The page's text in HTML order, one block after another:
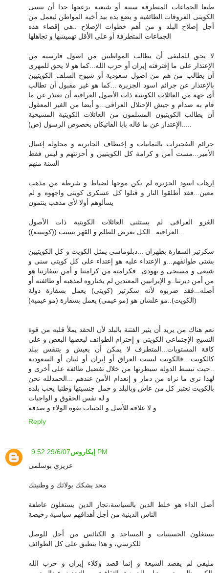
طبعا الجماعات المتطرفة سنية أو شيعية يزعجها جدا أن ينسى
الكويتى الفروقات الطائفية و يضع يده بيد أخيه المواطن ليعمل من
أجل إصلاح البلد و من أهم خطوات الإصلاح ..هى إقصاء هذه
الجماعات المتطرفة أو على الأقل تهميشها و تجاهلها
لا يحق للمليفى أن يطالب المواطنين من اصول فارسية من
الإعتذار على ما إقترفته إيران أو حزب الله...كما هو لا يحق للمهرى
أن يطالب من هم من اصول سعودية أو شيوخ السلف الكويتيين
بالإعتذار عن جرائم اسود الجزيرة ...كما هو غير مقبول أن تطالب
أى جهة من العائلات الكويتية ذات الأصول العراقية أن تعتذر عن ما
قام به صدام و جيش الإحتلال العراقى...و أيضا من الغير المعقول
أن يطالب الكويتيون المسلمون من العائلات الكويتية المسيحية
جرائم التفجيرات بالثمانيات و إختطاف الجابرية و محاولة إغتيال
الأمير...مست أمن و كرامة كل الكويتيين و أحزنتهم و ليس فقط
السنة منهم
إرهاب اسود الجزيرة لم يكن موجها لضباط و شرطة من مذهب
معين...فقد أطلقوا النار و قتلوا كل عسكرى كويتى واجهوه و لم
يسألوهم أولا لأى مذهب ينتمون
الغزو العراقى لم يستثنى العائلات الكويتية ذات الأصول
سكرتير السفارة بطهران ...دبلوماسى يمثل الكويت و كل الكويتيين
بشتى طوائفهم...و الإعتداء عليه هو إعتداء على كل كويتى سنى و
شيعى و مسيحى و يهودى...فكرامته من كرامتنا و أمن سفارتنا هو
من أمن ديرتنا..و الإيرانيين المعتدين لم يختاروه لمذهبه أو طائفته أو
أصله...فقد ضربوه لأنه سكرتير (كويتى) يعمل بسفارة دولة
(الكويت)..مو علشان هو (مو عيمى) يعمل بسفارة (مو عيمية)
نعم هناك من يريد أن يثير الفتنة بالبلد لأن الحقد يملأ قلبه من قوة
النسيج الإجتماعى الكويتى و إحترام الطوائف لبعضها البعض و على
كافة المستويات...المتطرف لا يمكن أن يعيش و يتنفس ببلد
كالكويت ..فالكويت ليست العراق أو إيران أو لبنان أو السعودية
..حيث تبسط الدولة سيطرتها من خلال تفضيل طائفة على أخرى و
لهذا نرى ما نراه من دمار و إنعدام الأمن عندهم ...الحمدلله نحن
بالكويت نعتبر كل من عاش وبالبلد و حمل جنسيتها وطنيا يحب بلده
و له نفس الحقوق و الواجبات
و لا علاقة للأصل و الجينات بقوة الولاء و صدقه
Reply
إيكاروس 29/6/07 9:52 PM
عزيزي بوسلمى
محد يشكك بولائك و وطنيتك
أصل الداء هو خلط الدين بالسياسة،تجار الدين يستغلون عاطفة
الناس الدينية من أجل أهدافهم سياسية رخيصة
يستغلون الحسينيات و المساجد و الكنائس من أجل للوصل
للكرسي، و هذا ينطبق على كل الطوائف
مليفي لم يقصد الشيعة و إنما قصد وكلاء إيران و حزب الله